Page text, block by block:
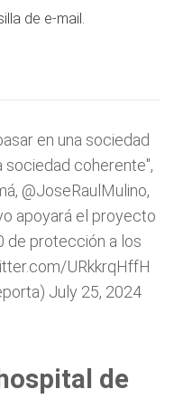
de e-mail.
en una sociedad
sociedad coherente",
@JoseRaulMulino,
apoyará el proyecto
de protección a los
URkkrqHffH
July 25, 2024
de